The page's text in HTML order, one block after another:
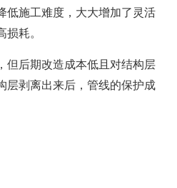
低施工难度，大大增加了灵活
耗。
但后期改造成本低且对结构层
层剥离出来后，管线的保护成